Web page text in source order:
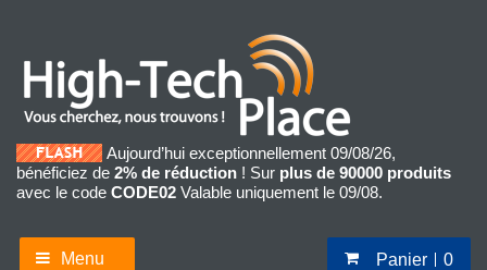
Aujourd’hui exceptionnellement 09/08/26,
bénéficiez de 2% de réduction ! Sur plus de 90000 produits
avec le code CODE02 Valable uniquement le 09/08.
Menu Panier 0